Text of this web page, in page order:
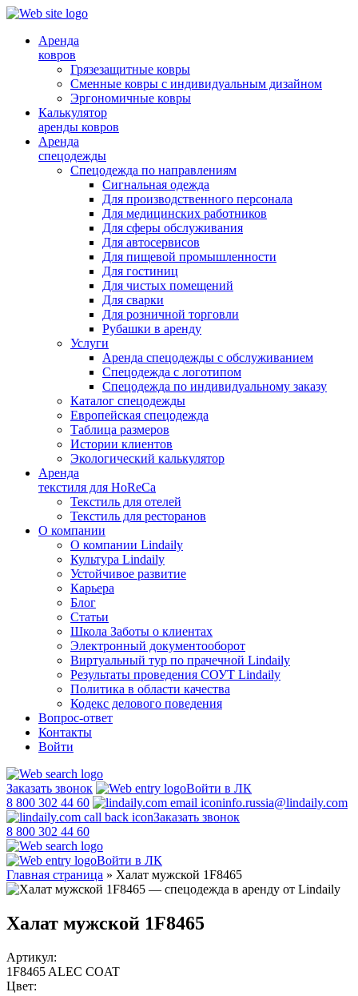
Аренда
ковров
Грязезащитные ковры
Сменные ковры с индивидуальным дизайном
Эргономичные ковры
Калькулятор
аренды ковров
Аренда
спецодежды
Спецодежда по направлениям
Сигнальная одежда
Для производственного персонала
Для медицинских работников
Для сферы обслуживания
Для автосервисов
Для пищевой промышленности
Для гостиниц
Для чистых помещений
Для сварки
Для розничной торговли
Рубашки в аренду
Услуги
Аренда спецодежды с обслуживанием
Спецодежда с логотипом
Спецодежда по индивидуальному заказу
Каталог спецодежды
Европейская спецодежда
Таблица размеров
Истории клиентов
Экологический калькулятор
Аренда
текстиля для HoReCa
Текстиль для отелей
Текстиль для ресторанов
О компании
О компании Lindaily
Культура Lindaily
Устойчивое развитие
Карьера
Блог
Статьи
Школа Заботы о клиентах
Электронный документооборот
Виртуальный тур по прачечной Lindaily
Результаты проведения СОУТ Lindaily
Политика в области качества
Кодекс делового поведения
Вопрос-ответ
Контакты
Войти
Заказать звонок
Войти в ЛК
8 800 302 44 60
info.russia@lindaily.com
Заказать звонок
8 800 302 44 60
Войти в ЛК
Главная страница » Халат мужской 1F8465
Халат мужской 1F8465
Артикул:
1F8465 ALEC COAT
Цвет: